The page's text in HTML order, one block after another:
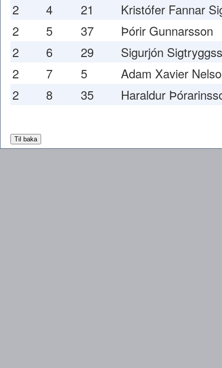
2
4 21
Kristófer Fannar
2
5 37
Þórir Gunnarsson
2
6 29
Sigurjón
2
7 5
Adam Xavier
2
8 35 Haraldur